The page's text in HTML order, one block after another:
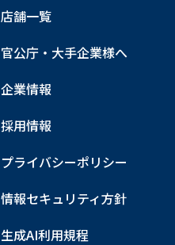
店舗一覧
官公庁・大手企業様へ
企業情報
採用情報
プライバシーポリシー
情報セキュリティ方針
生成AI利用規程